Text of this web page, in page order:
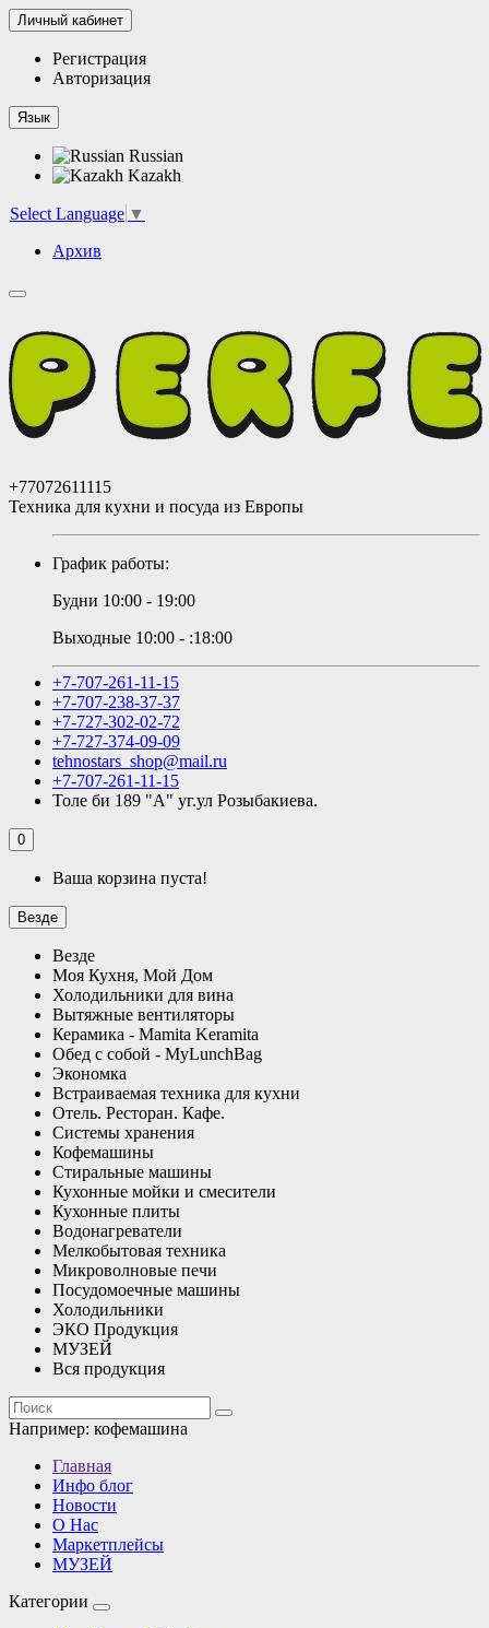
Личный кабинет
Регистрация
Авторизация
Язык
Russian
Kazakh
Select Language ▼
Архив
+77072611115
Техника для кухни и посуда из Европы
График работы:
Будни 10:00 - 19:00
Выходные 10:00 - :18:00
+7-707-261-11-15
+7-707-238-37-37
+7-727-302-02-72
+7-727-374-09-09
tehnostars_shop@mail.ru
+7-707-261-11-15
Толе би 189 "А" уг.ул Розыбакиева.
0
Ваша корзина пуста!
Везде
Везде
Моя Кухня, Мой Дом
Холодильники для вина
Вытяжные вентиляторы
Керамика - Mamita Keramita
Обед с собой - MyLunchBag
Экономка
Встраиваемая техника для кухни
Отель. Ресторан. Кафе.
Системы хранения
Кофемашины
Стиральные машины
Кухонные мойки и смесители
Кухонные плиты
Водонагреватели
Мелкобытовая техника
Микроволновые печи
Посудомоечные машины
Холодильники
ЭКО Продукция
МУЗЕЙ
Вся продукция
Например: кофемашина
Главная
Инфо блог
Новости
О Нас
Маркетплейсы
МУЗЕЙ
Категории